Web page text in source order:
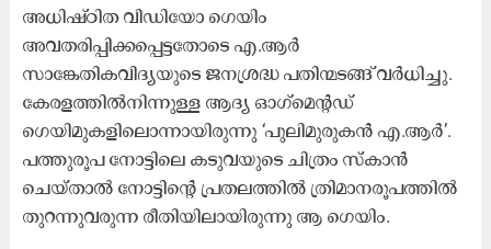
അധിഷ്ഠിത വിഡിയോ ഗെയിം
അവതരിപ്പിക്കപ്പെട്ടതോടെ എ.ആർ
സാങ്കേതികവിദ്യയുടെ ജനശ്രദ്ധ പതിന്മടങ്ങ് വർധിച്ചു.
കേരളത്തിൽനിന്നുള്ള ആദ്യ ഓഗ്‌മെന്റഡ്
ഗെയിമുകളിലൊന്നായിരുന്നു ‘പുലിമുരുകൻ എ.ആർ’.
പത്തുരൂപ നോട്ടിലെ കടുവയുടെ ചിത്രം സ്കാൻ
ചെയ്താൽ നോട്ടിന്റെ പ്രതലത്തിൽ ത്രിമാനരൂപത്തിൽ
തുറന്നുവരുന്ന രീതിയിലായിരുന്നു ആ ഗെയിം.